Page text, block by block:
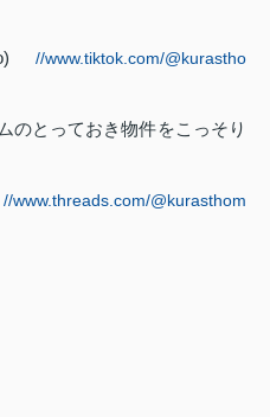
//www.tiktok.com/@kurastho
のとっておき物件をこっそり
//www.threads.com/@kurasthom